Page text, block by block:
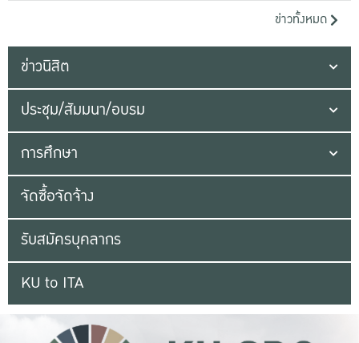
ข่าวทั้งหมด
ข่าวนิสิต
ประชุม/สัมมนา/อบรม
การศึกษา
จัดซื้อจัดจ้าง
รับสมัครบุคลากร
KU to ITA